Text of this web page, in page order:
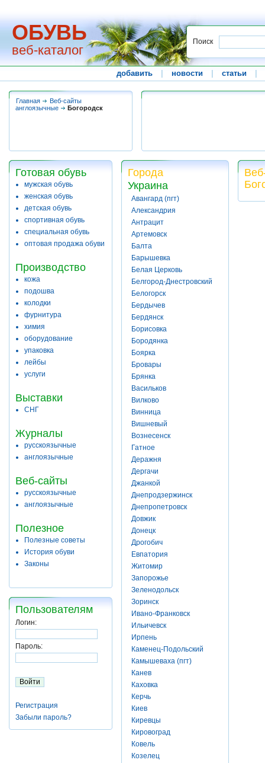
ОБУВЬ
веб-каталог
Поиск
добавить новости статьи
Главная
Веб-сайты
англоязычные
Богородск
Готовая обувь
мужская обувь
женская обувь
детская обувь
спортивная обувь
специальная обувь
оптовая продажа обуви
Производство
кожа
подошва
колодки
фурнитура
химия
оборудование
упаковка
лейбы
услуги
Выставки
СНГ
Журналы
русскоязычные
англоязычные
Веб-сайты
русскоязычные
англоязычные
Полезное
Полезные советы
История обуви
Законы
Пользователям
Логин:
Пароль:
Регистрация
Забыли пароль?
Города
Украина
Авангард (пгт)
Александрия
Антрацит
Артемовск
Балта
Барышевка
Белая Церковь
Белгород-Днестровский
Белогорск
Бердычев
Бердянск
Борисовка
Бородянка
Боярка
Бровары
Брянка
Васильков
Вилково
Винница
Вишневый
Вознесенск
Гатное
Деражня
Дергачи
Джанкой
Днепродзержинск
Днепропетровск
Довжик
Донецк
Дрогобич
Евпатория
Житомир
Запорожье
Зеленодольск
Зоринск
Ивано-Франковск
Ильичевск
Ирпень
Каменец-Подольский
Камышеваха (пгт)
Канев
Каховка
Керчь
Киев
Киревцы
Кировоград
Ковель
Козелец